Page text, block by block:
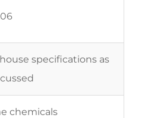
specifications as
chemicals